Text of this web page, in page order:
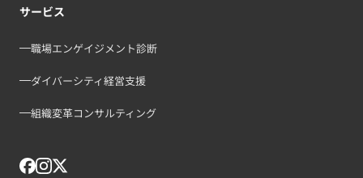
サービス
職場エンゲイジメント診断
ダイバーシティ経営支援
組織変革コンサルティング